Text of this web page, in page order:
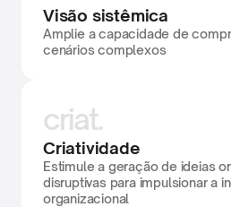
Visão sistêmica
Amplie a capacidade de
cenários complexos
criat.
Criatividade
Estimule a geração de ideias
disruptivas para impulsionar a
organizacional